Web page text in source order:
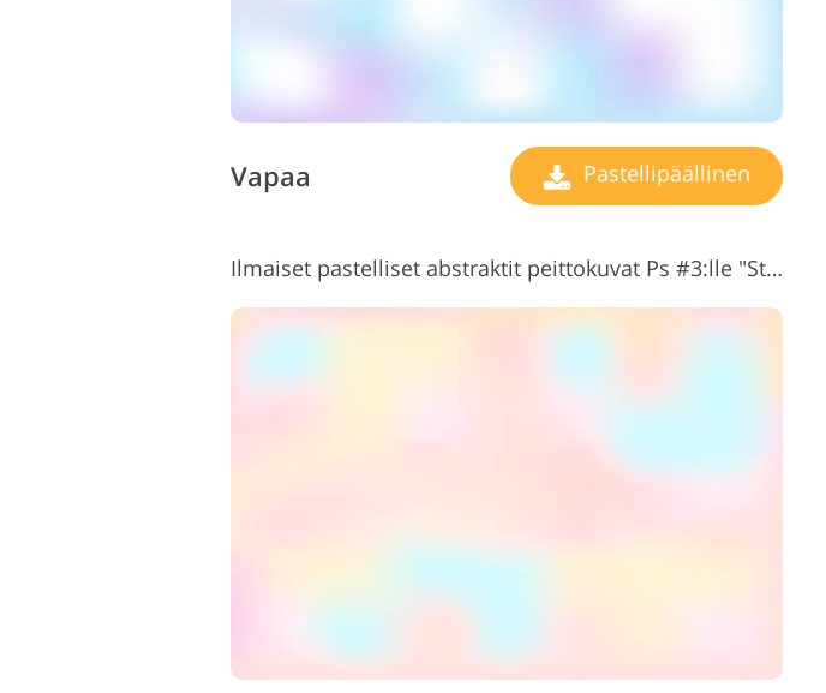
Vapaa Pastellipäällinen
Ilmaiset pastelliset abstraktit peittokuvat Ps #3:lle "Street Spirit"